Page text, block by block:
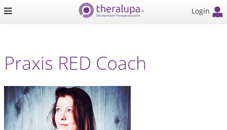
Login
Praxis RED Coach